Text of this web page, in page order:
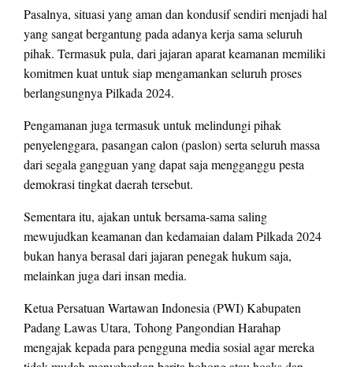
Pasalnya, situasi yang aman dan kondusif sendiri menjadi hal
yang sangat bergantung pada adanya kerja sama seluruh
pihak. Termasuk pula, dari jajaran aparat keamanan memiliki
komitmen kuat untuk siap mengamankan seluruh proses
berlangsungnya Pilkada 2024.
Pengamanan juga termasuk untuk melindungi pihak
penyelenggara, pasangan calon (paslon) serta seluruh massa
dari segala gangguan yang dapat saja mengganggu pesta
demokrasi tingkat daerah tersebut.
Sementara itu, ajakan untuk bersama-sama saling
mewujudkan keamanan dan kedamaian dalam Pilkada 2024
bukan hanya berasal dari jajaran penegak hukum saja,
melainkan juga dari insan media.
Ketua Persatuan Wartawan Indonesia (PWI) Kabupaten
Padang Lawas Utara, Tohong Pangondian Harahap
mengajak kepada para pengguna media sosial agar mereka